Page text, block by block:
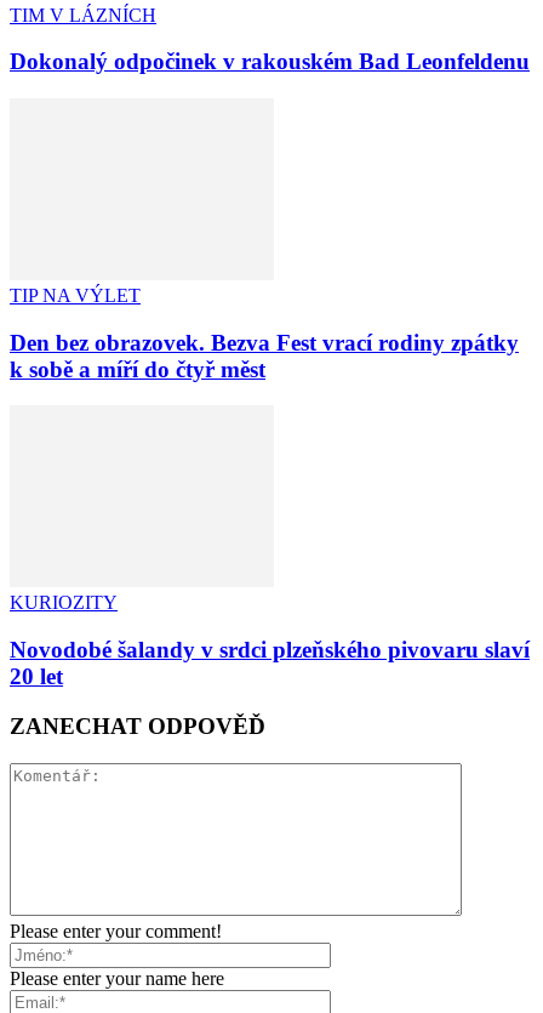
TIM V LÁZNÍCH
Dokonalý odpočinek v rakouském Bad Leonfeldenu
TIP NA VÝLET
Den bez obrazovek. Bezva Fest vrací rodiny zpátky
k sobě a míří do čtyř měst
KURIOZITY
Novodobé šalandy v srdci plzeňského pivovaru slaví
20 let
ZANECHAT ODPOVĚĎ
Please enter your comment!
Please enter your name here